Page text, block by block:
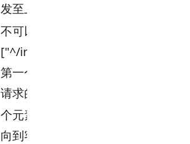
发至上游。
不可以同时存在。例如：
["^/iresty/(.
第一个元素代表匹配来自客户端
请求的
个元素代表匹配成功后发送重定
向到客户端的